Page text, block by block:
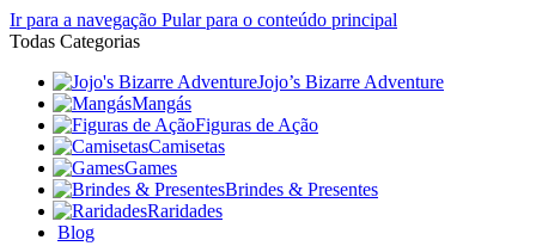
Ir para a navegação Pular para o conteúdo principal
Todas Categorias
Jojo’s Bizarre Adventure
Mangás
Figuras de Ação
Camisetas
Games
Brindes & Presentes
Raridades
Blog